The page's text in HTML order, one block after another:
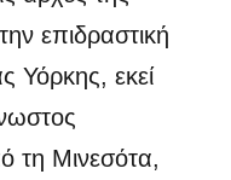
επιδραστική
Υόρκης, εκεί
τη Μινεσότα,